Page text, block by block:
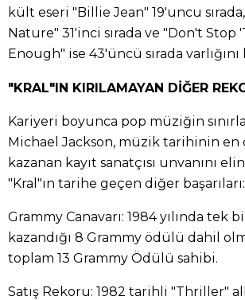
kült eseri "Billie Jean" 19'uncu
Nature" 31'inci sırada ve "Don't Stop
Enough" ise 43'üncü sırada
"KRAL"IN KIRILAMAYAN DİĞER
Kariyeri boyunca pop müziğin
Michael Jackson, müzik tarihinin en
kazanan kayıt sanatçısı unvanını
"Kral"ın tarihe geçen diğer başarıları:
Grammy Canavarı: 1984 yılında tek
kazandığı 8 Grammy ödülü dahil
toplam 13 Grammy Ödülü sahibi.
Satış Rekoru: 1982 tarihli "Thriller"